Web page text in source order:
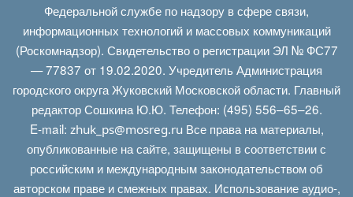
Федеральной службе по надзору в сфере связи,
информационных технологий и массовых коммуникаций
(Роскомнадзор). Свидетельство о регистрации ЭЛ № ФС77
— 77837 от 19.02.2020. Учредитель Администрация
городского округа Жуковский Московской области. Главный
редактор Сошкина Ю.Ю. Телефон: (495) 556–65–26.
E‑mail: zhuk_ps@mosreg.ruВсе права на материалы,
опубликованные на сайте, защищены в соответствии с
российским и международным законодательством об
авторском праве и смежных правах. Использование аудио-,